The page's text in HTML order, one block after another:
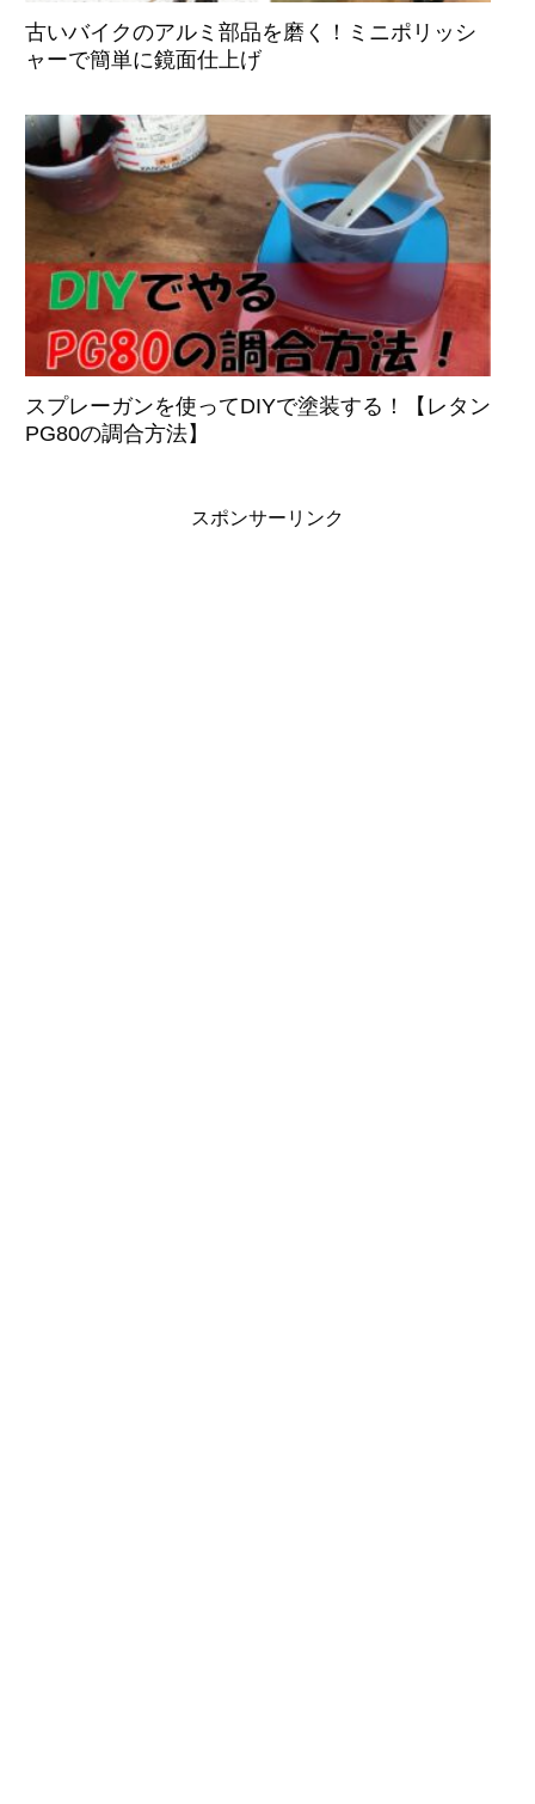
古いバイクのアルミ部品を磨く！ミニポリッシ
ャーで簡単に鏡面仕上げ
スプレーガンを使ってDIYで塗装する！【レタン
PG80の調合方法】
スポンサーリンク